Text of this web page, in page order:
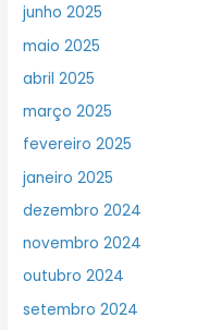
junho 2025
maio 2025
abril 2025
março 2025
fevereiro 2025
janeiro 2025
dezembro 2024
novembro 2024
outubro 2024
setembro 2024